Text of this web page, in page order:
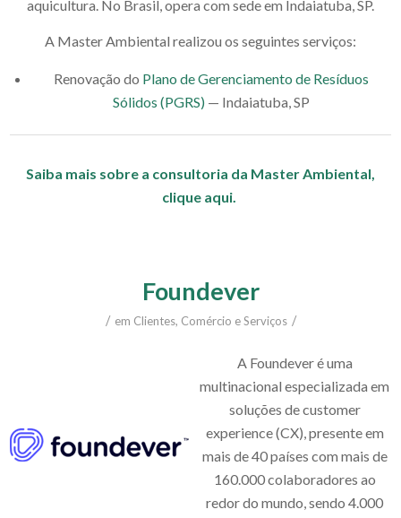
aquicultura. No Brasil, opera com sede em Indaiatuba, SP.
A Master Ambiental realizou os seguintes serviços:
Renovação do Plano de Gerenciamento de Resíduos
Sólidos (PGRS)— Indaiatuba, SP
Saiba mais sobre a consultoria da Master Ambiental,
clique aqui.
Foundever
/ em Clientes, Comércio e Serviços /
A Foundever é uma
multinacional especializada em
soluções de customer
experience (CX), presente em
mais de 40 países com mais de
160.000 colaboradores ao
redor do mundo, sendo 4.000